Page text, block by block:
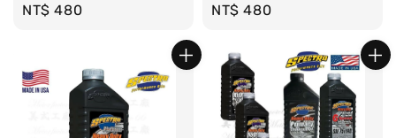
Regular
NT$ 480
Regular
NT$ 480